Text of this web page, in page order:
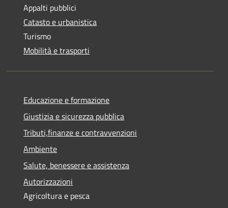
Appalti pubblici
Catasto e urbanistica
Turismo
Mobilità e trasporti
Educazione e formazione
Giustizia e sicurezza pubblica
Tributi,finanze e contravvenzioni
Ambiente
Salute, benessere e assistenza
Autorizzazioni
Agricoltura e pesca